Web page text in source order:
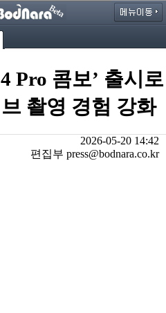
Pro 콤보’ 출시로
촬영 경험 강화
2026-05-20 14:42
편집부 press@bodnara.co.kr